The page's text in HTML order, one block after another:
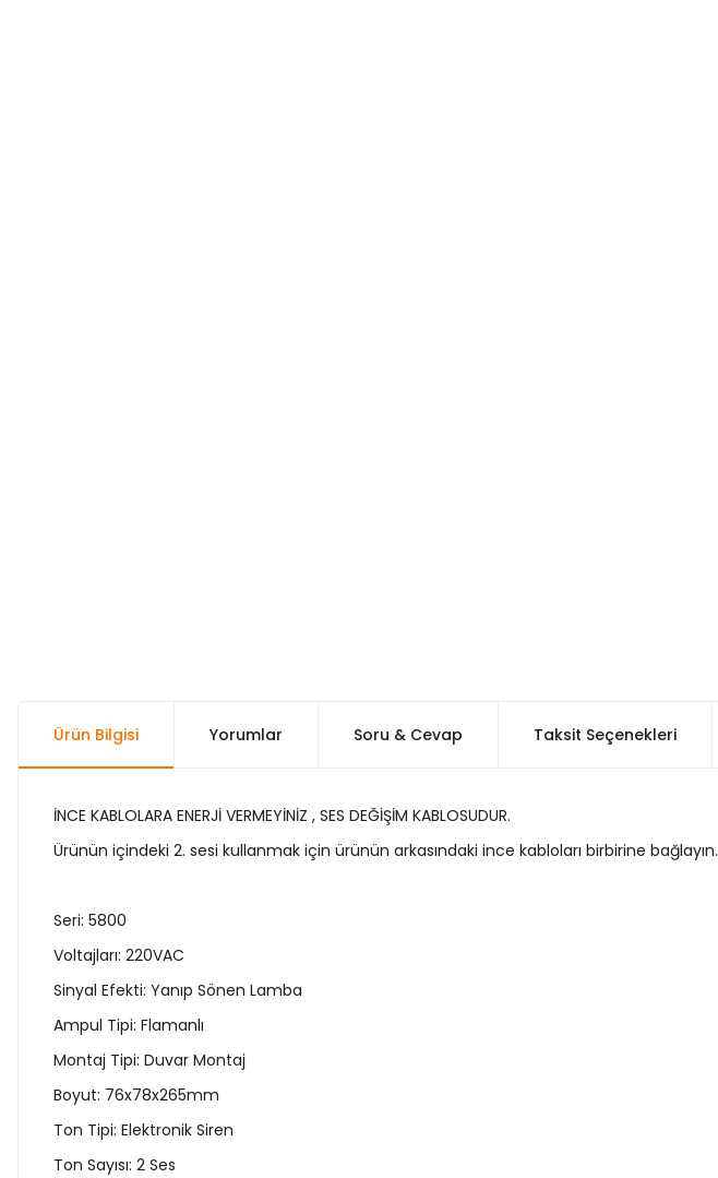
Ürün Bilgisi Yorumlar Soru & Cevap Taksit Seçenekleri
İNCE KABLOLARA ENERJİ VERMEYİNİZ , SES DEĞİŞİM KABLOSUDUR.
Ürünün içindeki 2. sesi kullanmak için ürünün arkasındaki ince kabloları birbirine bağlayın.
Seri: 5800
Voltajları: 220VAC
Sinyal Efekti: Yanıp Sönen Lamba
Ampul Tipi: Flamanlı
Montaj Tipi: Duvar Montaj
Boyut: 76x78x265mm
Ton Tipi: Elektronik Siren
Ton Sayısı: 2 Ses